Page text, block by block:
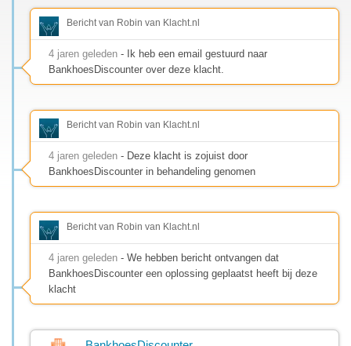
Bericht van Robin van Klacht.nl
4 jaren geleden - Ik heb een email gestuurd naar
BankhoesDiscounter over deze klacht.
Bericht van Robin van Klacht.nl
4 jaren geleden - Deze klacht is zojuist door
BankhoesDiscounter in behandeling genomen
Bericht van Robin van Klacht.nl
4 jaren geleden - We hebben bericht ontvangen dat
BankhoesDiscounter een oplossing geplaatst heeft bij deze
klacht